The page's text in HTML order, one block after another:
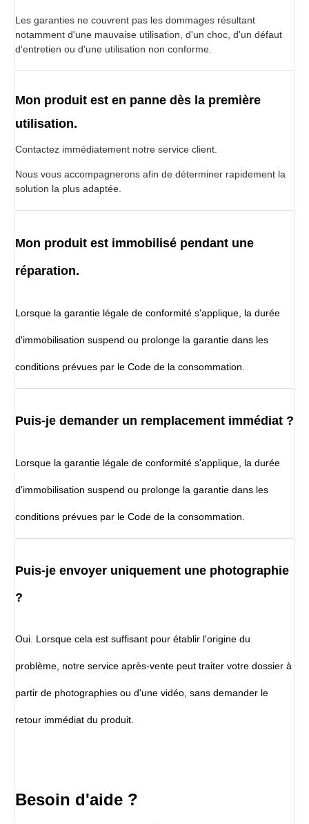
Les garanties ne couvrent pas les dommages résultant
notamment d'une mauvaise utilisation, d'un choc, d'un défaut
d'entretien ou d'une utilisation non conforme.
Mon produit est en panne dès la première
utilisation.
Contactez immédiatement notre service client.
Nous vous accompagnerons afin de déterminer rapidement la
solution la plus adaptée.
Mon produit est immobilisé pendant une
réparation.
Lorsque la garantie légale de conformité s'applique, la durée
d'immobilisation suspend ou prolonge la garantie dans les
conditions prévues par le Code de la consommation.
Puis-je demander un remplacement immédiat ?
Lorsque la garantie légale de conformité s'applique, la durée
d'immobilisation suspend ou prolonge la garantie dans les
conditions prévues par le Code de la consommation.
Puis-je envoyer uniquement une photographie
?
Oui. Lorsque cela est suffisant pour établir l'origine du
problème, notre service après-vente peut traiter votre dossier à
partir de photographies ou d'une vidéo, sans demander le
retour immédiat du produit.
Besoin d'aide ?